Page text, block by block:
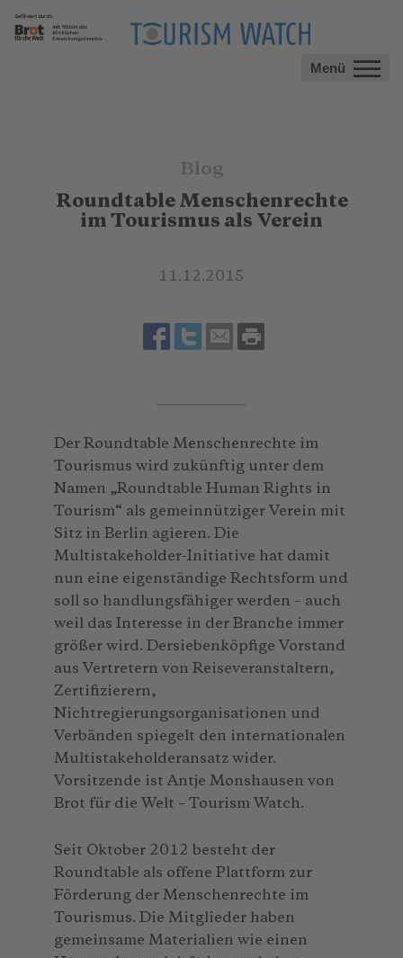
Menü
Blog
Roundtable Menschenrechte
im Tourismus als Verein
11.12.2015
Der Roundtable Menschenrechte im
Tourismus wird zukünftig unter dem
Namen „Roundtable Human Rights in
Tourism“ als gemeinnütziger Verein mit
Sitz in Berlin agieren. Die
Multistakeholder-Initiative hat damit
nun eine eigenständige Rechtsform und
soll so handlungsfähiger werden – auch
weil das Interesse in der Branche immer
größer wird. Dersiebenköpfige Vorstand
aus Vertretern von Reiseveranstaltern,
Zertifizierern,
Nichtregierungsorganisationen und
Verbänden spiegelt den internationalen
Multistakeholderansatz wider.
Vorsitzende ist Antje Monshausen von
Brot für die Welt – Tourism Watch.
Seit Oktober 2012 besteht der
Roundtable als offene Plattform zur
Förderung der Menschenrechte im
Tourismus. Die Mitglieder haben
gemeinsame Materialien wie einen